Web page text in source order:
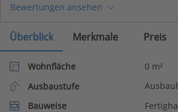
Bewertungen ansehen
Überblick Merkmale Preis
Wohnfläche
0 m²
Ausbaustufe
Bauweise